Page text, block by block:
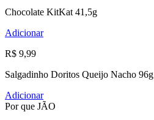
Chocolate KitKat 41,5g
Adicionar
R$ 9,99
Salgadinho Doritos Queijo Nacho 96g
Adicionar
Por que JÃO